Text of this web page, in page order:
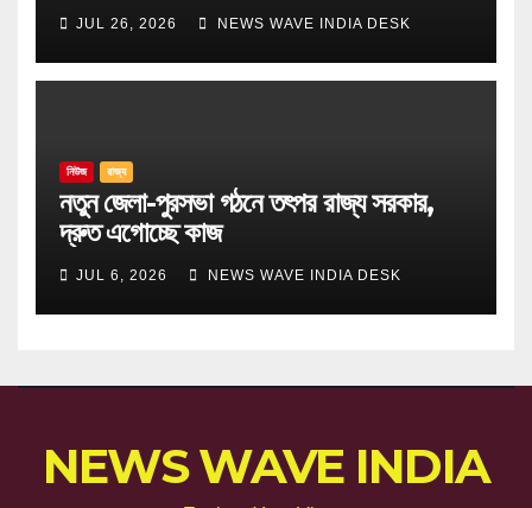
JUL 26, 2026 NEWS WAVE INDIA DESK
নিউজ রাজ্য
নতুন জেলা-পুরসভা গঠনে তৎপর রাজ্য সরকার,
দ্রুত এগোচ্ছে কাজ
JUL 6, 2026 NEWS WAVE INDIA DESK
NEWS WAVE INDIA